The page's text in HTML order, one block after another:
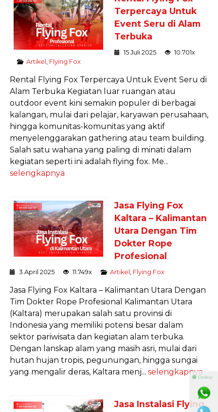
Terpercaya Untuk
Event Seru di Alam
Terbuka
15 Juli 2025
10.701x
Artikel
Flying Fox
Rental Flying Fox Terpercaya Untuk Event Seru di
Alam Terbuka Kegiatan luar ruangan atau
outdoor event kini semakin populer di berbagai
kalangan, mulai dari pelajar, karyawan perusahaan,
hingga komunitas-komunitas yang aktif
menyelenggarakan gathering atau team building.
Salah satu wahana yang paling di minati dalam
kegiatan seperti ini adalah flying fox. Me...
selengkapnya
Jasa Flying Fox
Kaltara – Kalimantan
Utara Dengan Tim
Dokter Rope
Profesional
3 April 2025 11.749x Artikel Flying Fox
Jasa Flying Fox Kaltara – Kalimantan Utara Dengan
Tim Dokter Rope Profesional Kalimantan Utara
(Kaltara) merupakan salah satu provinsi di
Indonesia yang memiliki potensi besar dalam
sektor pariwisata dan kegiatan alam terbuka.
Dengan lanskap alam yang masih asri, mulai dari
hutan hujan tropis, pegunungan, hingga sungai
yang mengalir deras, Kaltara menj... selengkapnya
Jasa Instalasi Flying
⚫ Online